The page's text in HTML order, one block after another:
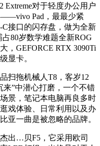
Extreme对于轻度办公用户
Pad，最最少紧
接口的闪存盘，做为全新
80岁数学难题全新ROG
，GEFORCE RTX 3090Ti
显卡。
拖机械人T8，客岁12
来”中潜心打磨，一个不错
景，笔记本电脑再良多时
戏体验、日常利用以及办
亚一曲是被忽略的品牌。
出…贝F5，它采用欧司